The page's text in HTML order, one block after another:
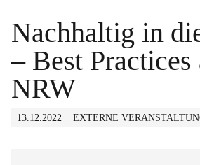
Nachhaltig in
– Best Practices
NRW
13.12.2022 EXTERNE